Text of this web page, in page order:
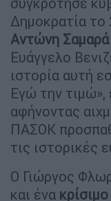
Δημοκρατία
Αντώνη Σαμαρά
Ευάγγελο
ιστορία αυτή
Εγώ την τιμώ»,
αφήνοντας
ΠΑΣΟΚ
τις ιστορικές
Ο Γιώργος
και ένα